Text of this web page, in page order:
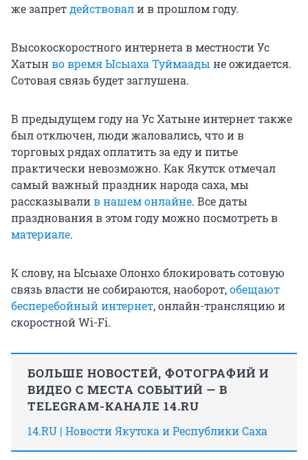
же запретдействовали в прошлом году.
Высокоскоростного интернета в местности Ус
Хатынво время Ысыаха Туймаады не ожидается.
Сотовая связь будет заглушена.
В предыдущем году на Ус Хатыне интернет также
был отключен, люди жаловались, что и в
торговых рядах оплатить за еду и питье
практически невозможно. Как Якутск отмечал
самый важный праздник народа саха, мы
рассказывалив нашем онлайне. Все даты
празднования в этом году можно посмотреть в
материале.
К слову, на Ысыахе Олонхо блокировать сотовую
связь власти не собираются, наоборот,обещают
бесперебойный интернет, онлайн-трансляцию и
скоростной Wi-Fi.
БОЛЬШЕ НОВОСТЕЙ, ФОТОГРАФИЙ И
ВИДЕО С МЕСТА СОБЫТИЙ — В
TELEGRAM-КАНАЛЕ 14.RU
14.RU | Новости Якутска и Республики Саха